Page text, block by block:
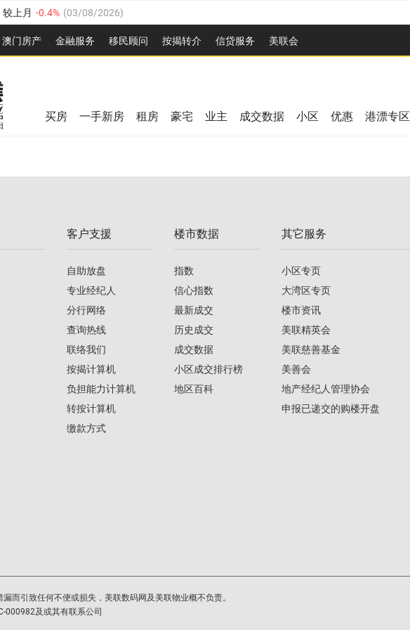
较上月 -0.4% (03/08/2026)
0.4% ( 03/08/2026
月 -0.8% (03/08/2026)
月
月 03/08/2026
较上月
澳⻔房产 金融服务 移民顾问 按揭转介 信贷服务 美联会
03/08/2026
买房 一手新房 租房 豪宅 业主 成交数据 小区 优惠 港漂专区
客户支援
自助放盘
专业经纪人
分行网络
查询热线
联络我们
按揭计算机
负担能力计算机
转按计算机
缴款方式
楼市数据
指数
信心指数
最新成交
历史成交
成交数据
小区成交排行榜
地区百科
其它服务
小区专页
大湾区专页
楼市资讯
美联精英会
美联慈善基金
美善会
地产经纪人管理协会
申报已递交的购楼开盘
而引致任何不便或损失，美联数码网及美联物业概不负责。
000982及或其有联系公司